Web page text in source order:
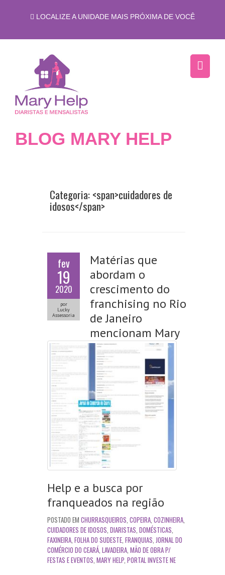
LOCALIZE A UNIDADE MAIS PRÓXIMA DE VOCÊ
BLOG MARY HELP
Categoria: <span>cuidadores de
idosos</span>
fev
19
2020
por
Lucky
Assessoria
Matérias que
abordam o
crescimento do
franchising no Rio
de Janeiro
mencionam Mary
Help e a busca por
franqueados na região
POSTADO EM CHURRASQUEIROS, COPEIRA, COZINHEIRA,
CUIDADORES DE IDOSOS, DIARISTAS, DOMÉSTICAS,
FAXINEIRA, FOLHA DO SUDESTE, FRANQUIAS, JORNAL DO
COMÉRCIO DO CEARÁ, LAVADEIRA, MÃO DE OBRA P/
FESTAS E EVENTOS, MARY HELP, PORTAL INVESTE NE